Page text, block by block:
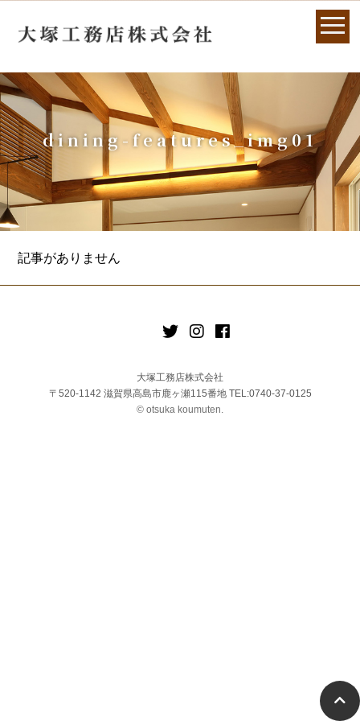
dining-features_img01
記事がありません
大塚工務店株式会社
〒520-1142 滋賀県高島市鹿ヶ瀬115番地 TEL:0740-37-0125
© otsuka koumuten.